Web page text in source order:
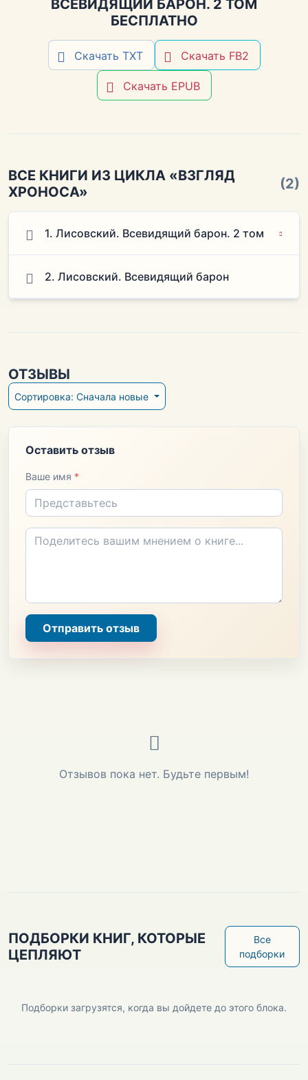
ВСЕВИДЯЩИЙ БАРОН. 2 ТОМ
БЕСПЛАТНО
Скачать TXT Скачать FB2
Скачать EPUB
ВСЕ КНИГИ ИЗ ЦИКЛА «ВЗГЛЯД
ХРОНОСА»
(2)
1. Лисовский. Всевидящий барон. 2 том
2. Лисовский. Всевидящий барон
ОТЗЫВЫ
Сортировка: Сначала новые
Оставить отзыв
Ваше имя *
Отправить отзыв
Отзывов пока нет. Будьте первым!
ПОДБОРКИ КНИГ, КОТОРЫЕ
ЦЕПЛЯЮТ
Все
подборки
Подборки загрузятся, когда вы дойдете до этого блока.